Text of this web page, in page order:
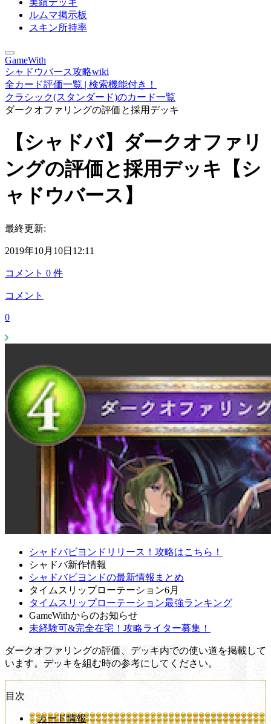
実績デッキ
ルムマ掲示板
スキン所持率
GameWith
シャドウバース攻略wiki
全カード評価一覧 | 検索機能付き！
クラシック(スタンダード)のカード一覧
ダークオファリングの評価と採用デッキ
【シャドバ】ダークオファリ
ングの評価と採用デッキ【シ
ャドウバース】
最終更新:
2019年10月10日12:11
コメント 0 件
コメント
0
シャドバビヨンドリリース！攻略はこちら！
シャドバ新作情報
シャドバビヨンドの最新情報まとめ
タイムスリップローテーション6月
タイムスリップローテーション最強ランキング
GameWithからのお知らせ
未経験可&完全在宅！攻略ライター募集！
ダークオファリングの評価、デッキ内での使い道を掲載して
います。デッキを組む時の参考にしてください。
目次
カード情報